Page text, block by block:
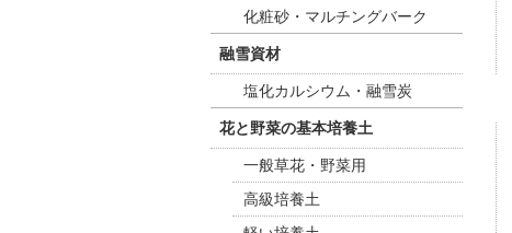
化粧砂・マルチングバーク
融雪資材
塩化カルシウム・融雪炭
花と野菜の基本培養土
一般草花・野菜用
高級培養土